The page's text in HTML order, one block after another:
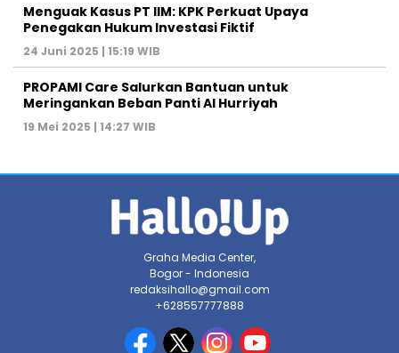
Menguak Kasus PT IIM: KPK Perkuat Upaya
Penegakan Hukum Investasi Fiktif
24 Juni 2025 | 15:19 WIB
PROPAMI Care Salurkan Bantuan untuk
Meringankan Beban Panti Al Hurriyah
19 Mei 2025 | 14:27 WIB
Graha Media Center,
Bogor - Indonesia
redaksihallo@gmail.com
+628557777888